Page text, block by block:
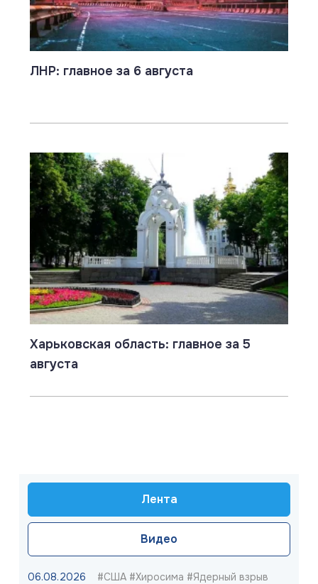
Лента
Видео
06.08.2026 #США #Хиросима #Ядерный взрыв
ЛНР: главное за 6 августа
Харьковская область: главное за 5
августа